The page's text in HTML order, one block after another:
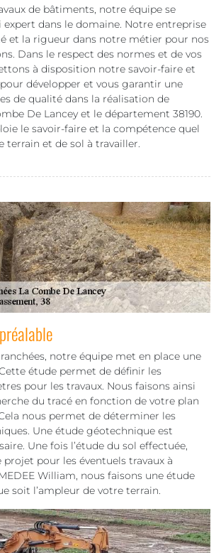
de bâtiments, notre équipe se
expert dans le domaine. Notre entreprise
et la rigueur dans notre métier pour nos
Dans le respect des normes et de vos
à disposition notre savoir-faire et
développer et vous garantir une
de qualité dans la réalisation de
De Lancey et le département 38190.
le savoir-faire et la compétence quel
terrain et de sol à travailler.
notre équipe met en place une
étude permet de définir les
pour les travaux. Nous faisons ainsi
du tracé en fonction de votre plan
nous permet de déterminer les
Une étude géotechnique est
Une fois l’étude du sol effectuée,
projet pour les éventuels travaux à
William, nous faisons une étude
soit l’ampleur de votre terrain.